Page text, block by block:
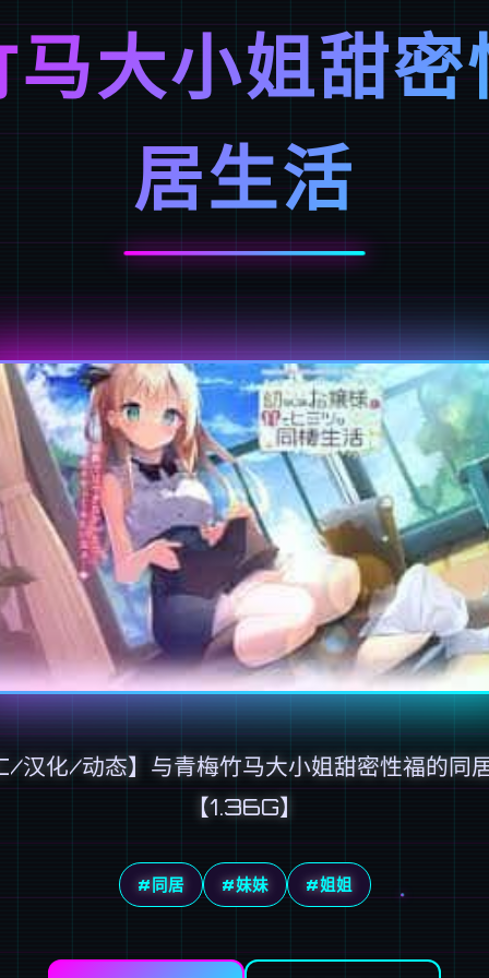
大小姐甜
居生活
汉化/动态】与青梅竹马大小姐甜密性福的同
【1.36G】
#同居 #妹妹 #姐姐